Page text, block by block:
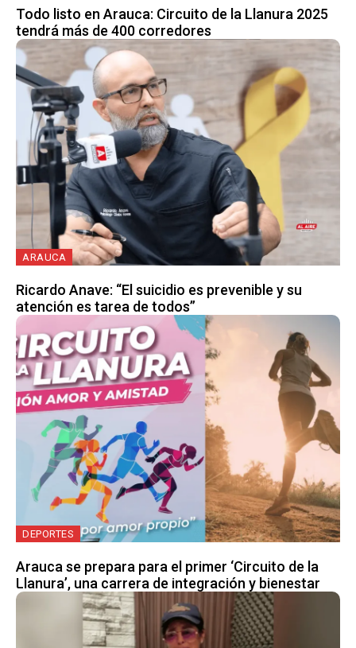
Todo listo en Arauca: Circuito de la Llanura 2025
tendrá más de 400 corredores
ARAUCA
Ricardo Anave: “El suicidio es prevenible y su
atención es tarea de todos”
DEPORTES
Arauca se prepara para el primer ‘Circuito de la
Llanura’, una carrera de integración y bienestar